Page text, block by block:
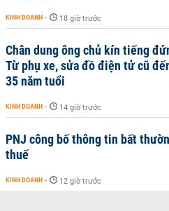
KINH DOANH - 18 giờ trước
Chân dung ông chủ kín tiếng
Từ phụ xe, sửa đồ điện tử cũ
35 năm tuổi
KINH DOANH - 14 giờ trước
PNJ công bố thông tin bất
thuế
KINH DOANH - 12 giờ trước